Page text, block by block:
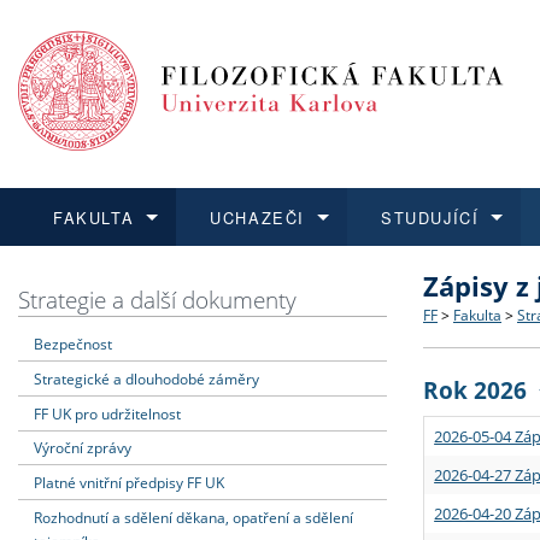
FAKULTA
Dozvědět se více
Struktura
Strategie
Podpora
UCHAZEČI
Podat přihlášku
Co
Učitelské
STUDUJÍCÍ
Dozvědět se více
Rigorózní
Dozvědět se více
O vědě a
Granty a
Dozvědět se více
Aktuální
Strategie a další dokumenty
Bezpečnost
Strategické a dlouhodobé záměry
FF UK pro udržitelnost
Výroční zprávy
Platné vnitřní předpisy FF UK
Rozhodnutí a sdělení děkana, opatření a sdělení
Zápisy
FF > Fakulta >
Rok 2026
2026-05-04
2026-04-27
2026-04-20